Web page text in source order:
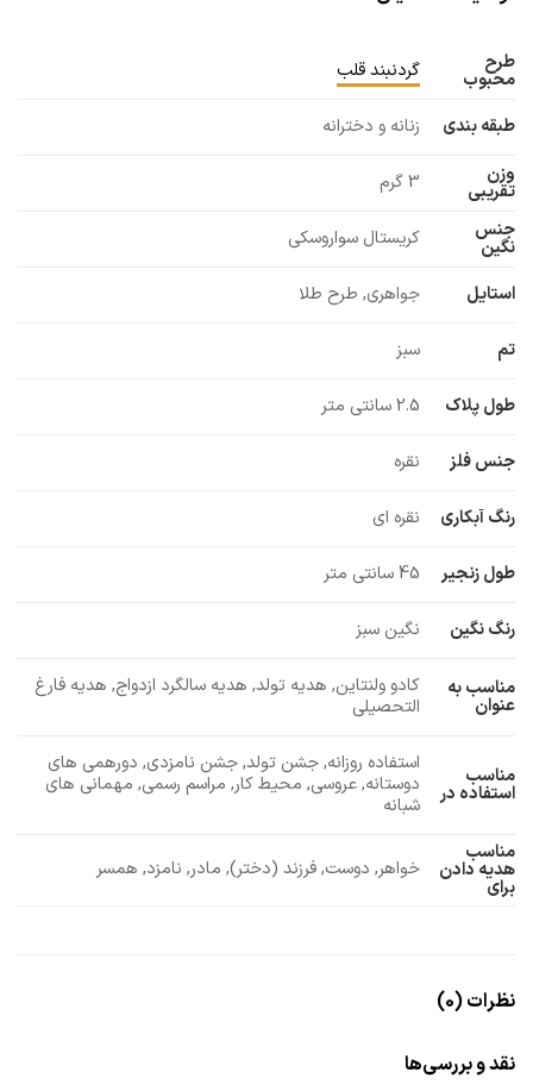
طرح
محبوب گردنبند قلب
طبقه بندی
زنانه و دخترانه
وزن
تقریبی
3 گرم
جنس
نگین کریستال سواروسکی
استایل جواهری, طرح طلا
تم سبز
طول پلاک 2.5 سانتی متر
جنس فلز نقره
رنگ آبکاری نقره ای
طول زنجیر 45 سانتی متر
رنگ نگین نگین سبز
مناسب به
عنوان
کادو ولنتاین, هدیه تولد, هدیه سالگرد ازدواج, هدیه فارغ
التحصیلی
مناسب
استفاده در
استفاده روزانه, جشن تولد, جشن نامزدی, دورهمی های
دوستانه, عروسی, محیط کار, مراسم رسمی, مهمانی های
شبانه
مناسب
هدیه دادن
برای
خواهر, دوست, فرزند (دختر), مادر, نامزد, همسر
نظرات (0)
نقد و بررسی‌ها